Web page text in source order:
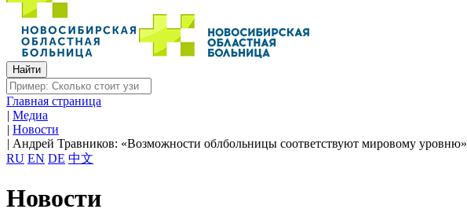
Главная страница
| Медиа
| Новости
| Андрей Травников: «Возможности облбольницы соответствуют мировому уровню»
RU EN DE 中文
Новости